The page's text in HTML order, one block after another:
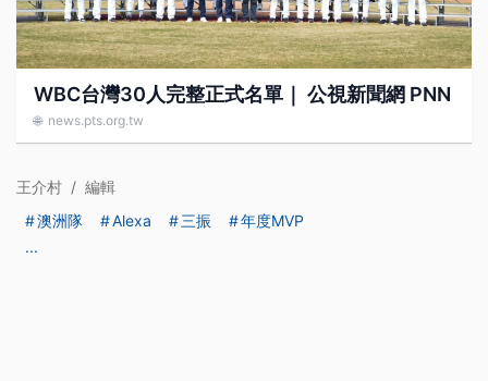
WBC台灣30人完整正式名單｜ 公視新聞網 PNN
🌐 news.pts.org.tw
王介村 / 編輯
澳洲隊
Alexa 三振
年度MVP
...